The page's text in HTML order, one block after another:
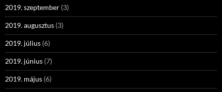
2019. szeptember (3)
2019. augusztus (3)
2019. július (6)
2019. június (7)
2019. május (6)